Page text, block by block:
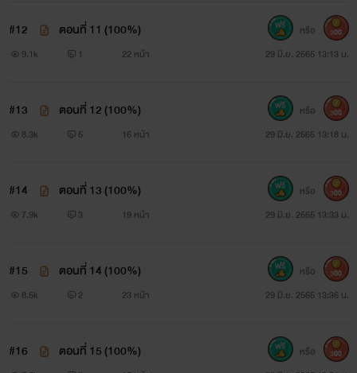
#12 ตอนที่ 11 (100%)
9.1k 1 22 หน้า 29 มิ.ย. 2565 13:13 น.
หรือ 300
#13 ตอนที่ 12 (100%)
8.3k 5 16 หน้า 29 มิ.ย. 2565 13:18 น.
หรือ 300
#14 ตอนที่ 13 (100%)
7.9k 3 19 หน้า 29 มิ.ย. 2565 13:33 น.
หรือ 300
#15 ตอนที่ 14 (100%)
8.5k 2 23 หน้า 29 มิ.ย. 2565 13:36 น.
หรือ 300
#16 ตอนที่ 15 (100%) หรือ 300